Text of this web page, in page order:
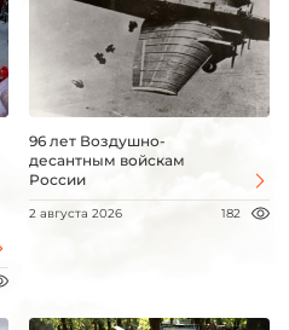
96 лет Воздушно-
десантным войскам
России
2 августа 2026 182